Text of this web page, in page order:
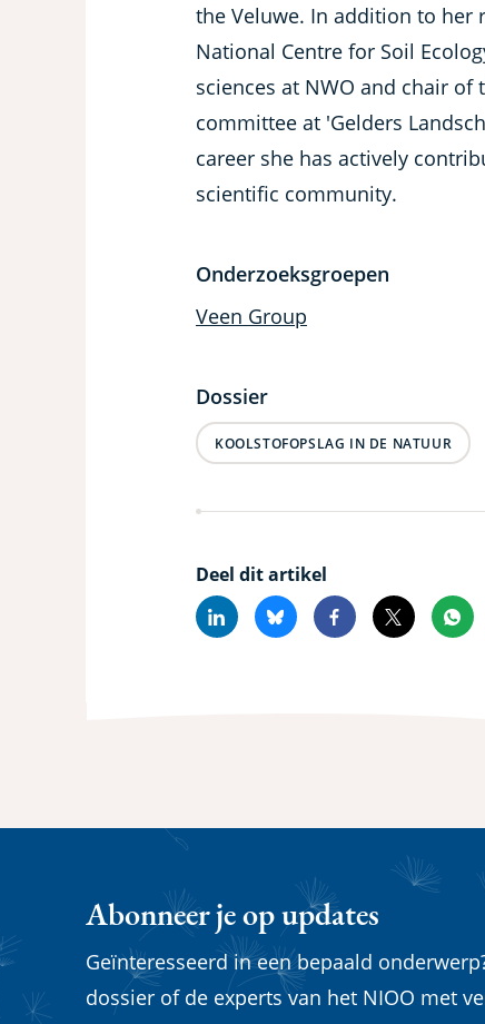
the Veluwe. In addition to her
National Centre for Soil
sciences at NWO and chair
committee at 'Gelders
career she has actively
scientific community.
Onderzoeksgroepen
Veen Group
Dossier
KOOLSTOFOPSLAG IN DE NATUUR
Deel dit artikel
LinkedinBlueskyFacebook
X
Abonneer je op updates
Geïnteresseerd in een bepaald
dossier of de experts van het NIOO met